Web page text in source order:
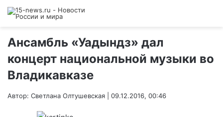
Ансамбль «Уадындз» дал
концерт национальной музыки во
Владикавказе
Автор: Светлана Олтушевская | 09.12.2016, 00:46